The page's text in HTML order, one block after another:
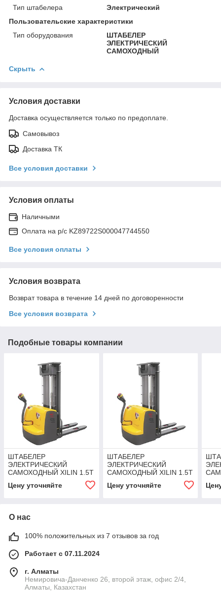
Тип штабелера
Электрический
Пользовательские характеристики
Тип оборудования
ШТАБЕЛЕР
ЭЛЕКТРИЧЕСКИЙ
САМОХОДНЫЙ
Скрыть
Условия доставки
Доставка осуществляется только по предоплате.
Самовывоз
Доставка ТК
Все условия доставки
Условия оплаты
Наличными
Оплата на р/с KZ89722S000047744550
Все условия оплаты
Условия возврата
Возврат товара в течение 14 дней по договоренности
Все условия возврата
Подобные товары компании
ШТАБЕЛЕР
ЭЛЕКТРИЧЕСКИЙ
САМОХОДНЫЙ XILIN 1.5Т
Цену уточняйте
ШТАБЕЛЕР
ЭЛЕКТРИЧЕСКИЙ
САМОХОДНЫЙ XILIN 1.5Т
Цену уточняйте
О нас
100% положительных из 7 отзывов за год
Работает с 07.11.2024
г. Алматы
Немировича-Данченко 26, второй этаж, офис 2/4,
Алматы, Казахстан